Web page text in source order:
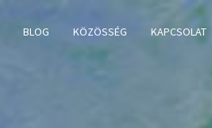
BLOG KÖZÖSSÉG KAPCSOLAT